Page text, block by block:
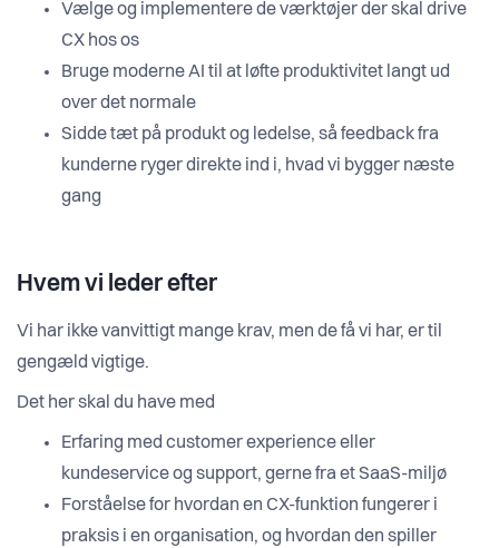
Vælge og implementere de værktøjer der skal drive
CX hos os
Bruge moderne AI til at løfte produktivitet langt ud
over det normale
Sidde tæt på produkt og ledelse, så feedback fra
kunderne ryger direkte ind i, hvad vi bygger næste
gang
Hvem vi leder efter
Vi har ikke vanvittigt mange krav, men de få vi har, er til
gengæld vigtige.
Det her skal du have med
Erfaring med customer experience eller
kundeservice og support, gerne fra et SaaS-miljø
Forståelse for hvordan en CX-funktion fungerer i
praksis i en organisation, og hvordan den spiller